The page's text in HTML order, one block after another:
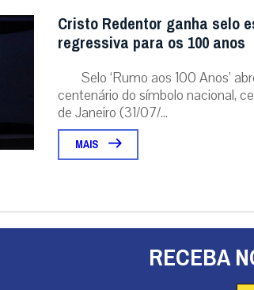
Cristo Redentor ganha selo
regressiva para os 100 anos
Selo ‘Rumo aos 100 Anos’
centenário do símbolo nacional,
de Janeiro (31/07/...
MAIS
RECEBA